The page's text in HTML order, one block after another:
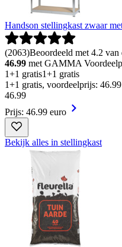
Handson stellingkast zwaar
(2063)Beoordeeld met 4.2
46.99 met GAMMA
1+1 gratis1+1 gratis
1+1 gratis, voordeelprijs:
46.99
Prijs: 46.99 euro
Bekijk alles in stellingkast